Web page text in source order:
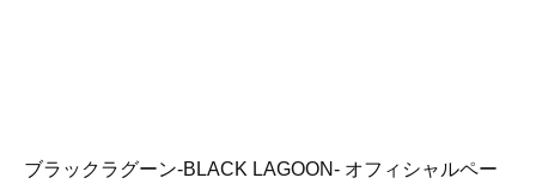
ブラックラグーン-BLACK LAGOON- オフィシャルペー